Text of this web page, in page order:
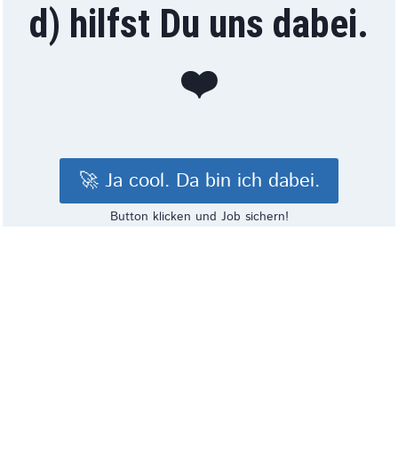
d) hilfst Du uns dabei.
❤️
🚀 Ja cool. Da bin ich dabei.
Button klicken und Job sichern!